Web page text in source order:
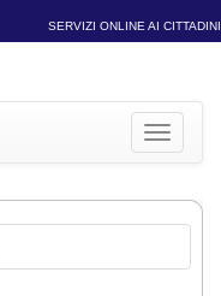
SERVIZI ONLINE AI CITTADINI
Toggle